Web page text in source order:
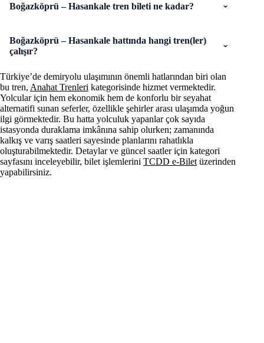
Boğazköprü – Hasankale tren bileti ne kadar?
Boğazköprü – Hasankale hattında hangi tren(ler)
çalışır?
Türkiye’de demiryolu ulaşımının önemli hatlarından biri olan
bu tren, Anahat Trenleri kategorisinde hizmet vermektedir.
Yolcular için hem ekonomik hem de konforlu bir seyahat
alternatifi sunan seferler, özellikle şehirler arası ulaşımda yoğun
ilgi görmektedir. Bu hatta yolculuk yapanlar çok sayıda
istasyonda duraklama imkânına sahip olurken; zamanında
kalkış ve varış saatleri sayesinde planlarını rahatlıkla
oluşturabilmektedir. Detaylar ve güncel saatler için kategori
sayfasını inceleyebilir, bilet işlemlerini TCDD e-Bilet üzerinden
yapabilirsiniz.